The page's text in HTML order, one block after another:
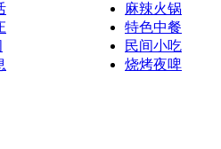
麻辣火锅
特色中餐
民间小吃
烧烤夜啤